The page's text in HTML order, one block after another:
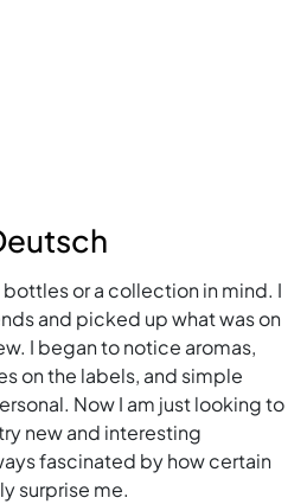
or a collection in mind. I
and picked up what was on
I began to notice aromas,
on the labels, and simple
Now I am just looking to
new and interesting
fascinated by how certain
surprise me.